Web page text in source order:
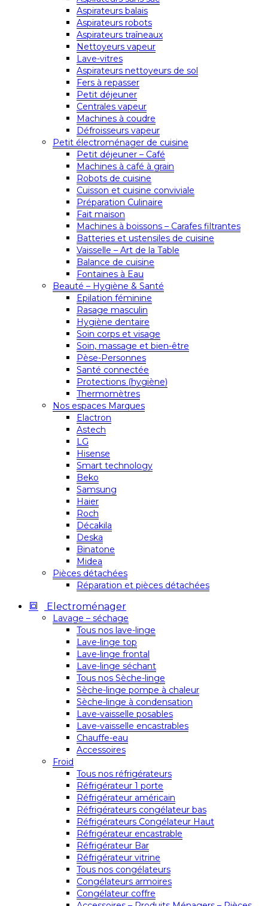
Aspirateurs balais
Aspirateurs robots
Aspirateurs traîneaux
Nettoyeurs vapeur
Lave-vitres
Aspirateurs nettoyeurs de sol
Fers à repasser
Petit déjeuner
Centrales vapeur
Machines à coudre
Défroisseurs vapeur
Petit électroménager de cuisine
Petit déjeuner – Café
Machines à café à grain
Robots de cuisine
Cuisson et cuisine conviviale
Préparation Culinaire
Fait maison
Machines à boissons – Carafes filtrantes
Batteries et ustensiles de cuisine
Vaisselle – Art de la Table
Balance de cuisine
Fontaines à Eau
Beauté – Hygiène & Santé
Epilation féminine
Rasage masculin
Hygiène dentaire
Soin corps et visage
Soin, massage et bien-être
Pèse-Personnes
Santé connectée
Protections (hygiène)
Thermomètres
Nos espaces Marques
Elactron
Astech
LG
Hisense
Smart technology
Beko
Samsung
Haier
Roch
Décakila
Deska
Binatone
Midea
Pièces détachées
Réparation et pièces détachées
Electroménager
Lavage – séchage
Tous nos lave-linge
Lave-linge top
Lave-linge frontal
Lave-linge séchant
Tous nos Sèche-linge
Sèche-linge pompe à chaleur
Sèche-linge à condensation
Lave-vaisselle posables
Lave-vaisselle encastrables
Chauffe-eau
Accessoires
Froid
Tous nos réfrigérateurs
Réfrigérateur 1 porte
Réfrigérateur américain
Réfrigérateurs congélateur bas
Réfrigérateurs Congélateur Haut
Réfrigérateur encastrable
Réfrigérateur Bar
Réfrigérateur vitrine
Tous nos congélateurs
Congélateurs armoires
Congélateur coffre